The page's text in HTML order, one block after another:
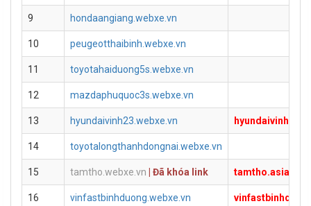
9 hondaangiang.webxe.vn
10 peugeotthaibinh.webxe.vn
11 toyotahaiduong5s.webxe.vn
12 mazdaphuquoc3s.webxe.vn
13 hyundaivinh23.webxe.vn
14 toyotalongthanhdongnai.webxe.vn
15 tamtho.webxe.vn | Đã khóa link tamtho.asia
16 vinfastbinhduong.webxe.vn